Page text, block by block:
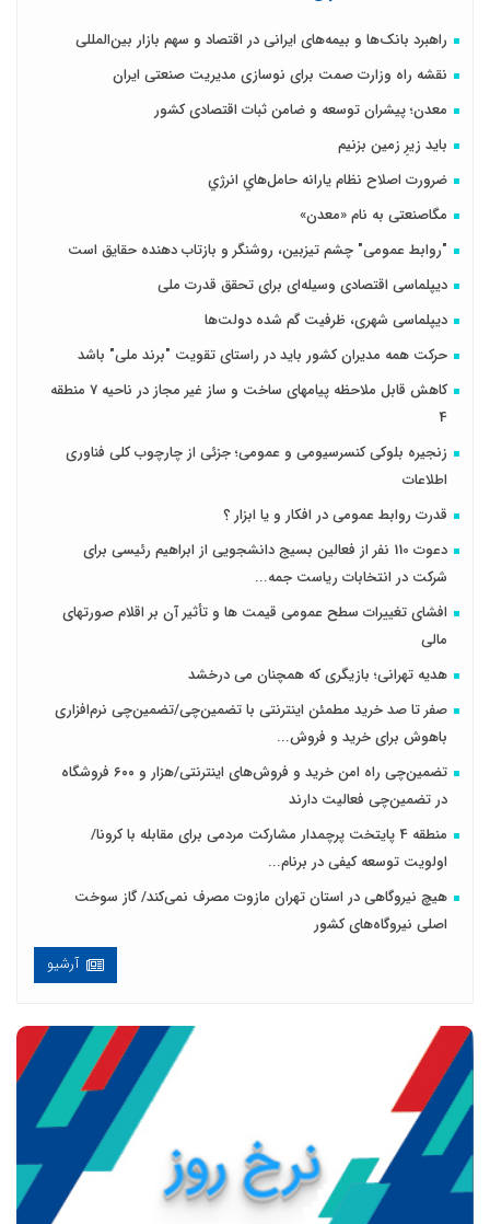
راهبرد بانک‌ها و بیمه‌های ایرانی در اقتصاد و سهم بازار بین‌المللی
نقشه راه وزارت صمت برای نوسازی مدیریت صنعتی ایران
معدن؛ پیشران توسعه و ضامن ثبات اقتصادی کشور
باید زیرِ زمین بزنیم
ضرورت اصلاح نظام يارانه حامل‌هاي انرژي
مگاصنعتی به نام «معدن»
"روابط عمومی" چشم تیزبین، روشنگر و بازتاب دهنده حقایق است
دیپلماسی اقتصادی وسیله‌ای برای تحقق قدرت ملی
دیپلماسی شهری، ظرفیت گم شده دولت‌ها
حرکت همه مدیران کشور باید در راستای تقویت "برند ملی" باشد
کاهش قابل ملاحظه پیامهای ساخت و ساز غیر مجاز در ناحیه 7 منطقه
4
زنجیره بلوکی کنسرسیومی و عمومی؛ جزئی از چارچوب کلی فناوری
اطلاعات
قدرت روابط عمومی در افکار و یا ابزار ؟
دعوت 110 نفر از فعالین بسیج دانشجویی از ابراهیم رئیسی برای
شرکت در انتخابات ریاست جمه...
افشای تغییرات سطح عمومی قیمت ها و تأثیر آن بر اقلام صورتهای
مالی
هدیه تهرانی؛ بازیگری که همچنان می درخشد
صفر تا صد خرید مطمئن اینترنتی با تضمین‌چی/تضمین‌چی نرم‌افزاری
باهوش برای خرید و فروش‌...
تضمین‌چی راه امن خرید و فروش‌های اینترنتی/هزار و ۶۰۰ فروشگاه
در تضمین‌چی فعالیت دارند
منطقه 4 پایتخت پرچمدار مشارکت مردمی برای مقابله با کرونا/
اولویت توسعه کیفی در برنام...
هیچ نیروگاهی در استان تهران مازوت مصرف نمی‌کند/ گاز سوخت
اصلی نیروگاه‌های کشور
آرشیو